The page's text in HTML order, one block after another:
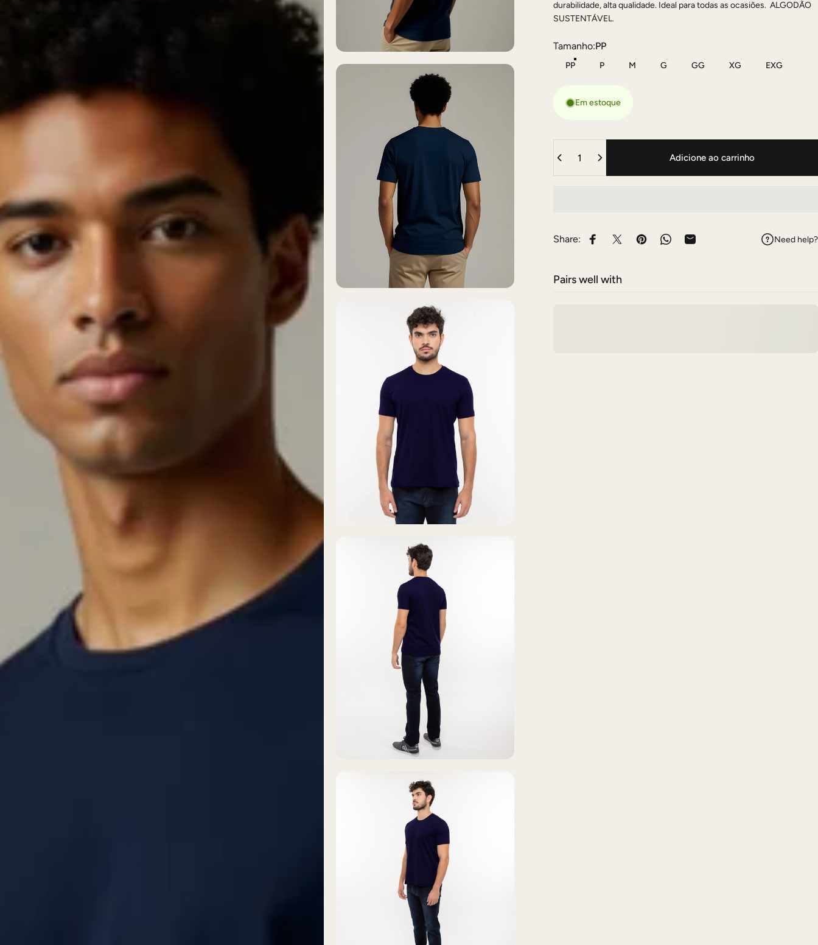
durabilidade,alta qualidade. Ideal para todas as ocasiões.ALGODÃO
SUSTENTÁVEL.
Tamanho
Tamanho:PP
PP P M G GG XG EXG
Em estoque
Adicione ao carrinho
Share: Compartilhe no Facebook
Compartilhe no Twitter
Compartilhe no Pinterest
Compartilhe no Whatsapp
Compartilhe no EmailNeed help?
Pairs well with